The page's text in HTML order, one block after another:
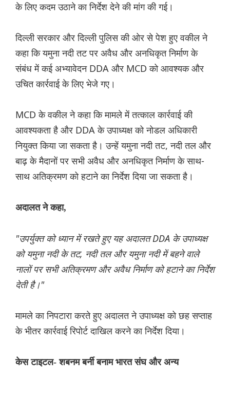
के लिए कदम उठाने का निर्देश देने की मांग की गई।
दिल्ली सरकार और दिल्ली पुलिस की ओर से पेश हुए वकील ने
कहा कि यमुना नदी तट पर अवैध और अनधिकृत निर्माण के
संबंध में कई अभ्यावेदन DDA और MCD को आवश्यक और
उचित कार्रवाई के लिए भेजे गए।
MCD के वकील ने कहा कि मामले में तत्काल कार्रवाई की
आवश्यकता है और DDA के उपाध्यक्ष को नोडल अधिकारी
नियुक्त किया जा सकता है। उन्हें यमुना नदी तट, नदी तल और
बाढ़ के मैदानों पर सभी अवैध और अनधिकृत निर्माण के साथ-
साथ अतिक्रमण को हटाने का निर्देश दिया जा सकता है।
अदालत ने कहा,
"उपर्युक्त को ध्यान में रखते हुए यह अदालत DDA के उपाध्यक्ष
को यमुना नदी के तट, नदी तल और यमुना नदी में बहने वाले
नालों पर सभी अतिक्रमण और अवैध निर्माण को हटाने का निर्देश
देती है।"
मामले का निपटारा करते हुए अदालत ने उपाध्यक्ष को छह सप्ताह
के भीतर कार्रवाई रिपोर्ट दाखिल करने का निर्देश दिया।
केस टाइटल- शबनम बर्नी बनाम भारत संघ और अन्य